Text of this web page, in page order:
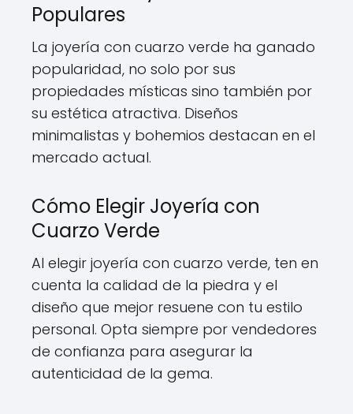
Populares
La joyería con cuarzo verde ha ganado
popularidad, no solo por sus
propiedades místicas sino también por
su estética atractiva. Diseños
minimalistas y bohemios destacan en el
mercado actual.
Cómo Elegir Joyería con
Cuarzo Verde
Al elegir joyería con cuarzo verde, ten en
cuenta la calidad de la piedra y el
diseño que mejor resuene con tu estilo
personal. Opta siempre por vendedores
de confianza para asegurar la
autenticidad de la gema.